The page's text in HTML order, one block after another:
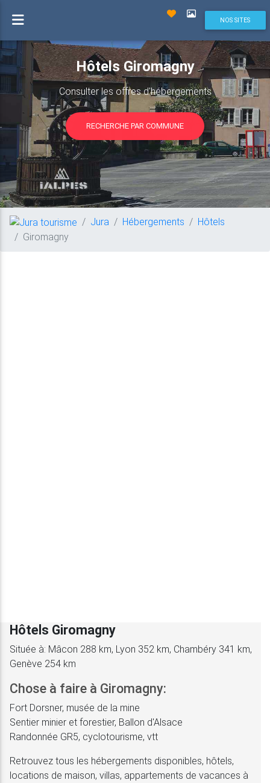
NOS SITES
Hôtels Giromagny
Consulter les offres d'hébergements
RECHERCHE PAR COMMUNE
Jura Hébergements
Hôtels
Giromagny
Hôtels Giromagny
Située à: Mâcon 288 km, Lyon 352 km, Chambéry 341 km,
Genève 254 km
Chose à faire à Giromagny:
Fort Dorsner, musée de la mine
Sentier minier et forestier, Ballon d'Alsace
Randonnée GR5, cyclotourisme, vtt
Retrouvez tous les hébergements disponibles, hôtels,
locations de maison, villas, appartements de vacances à